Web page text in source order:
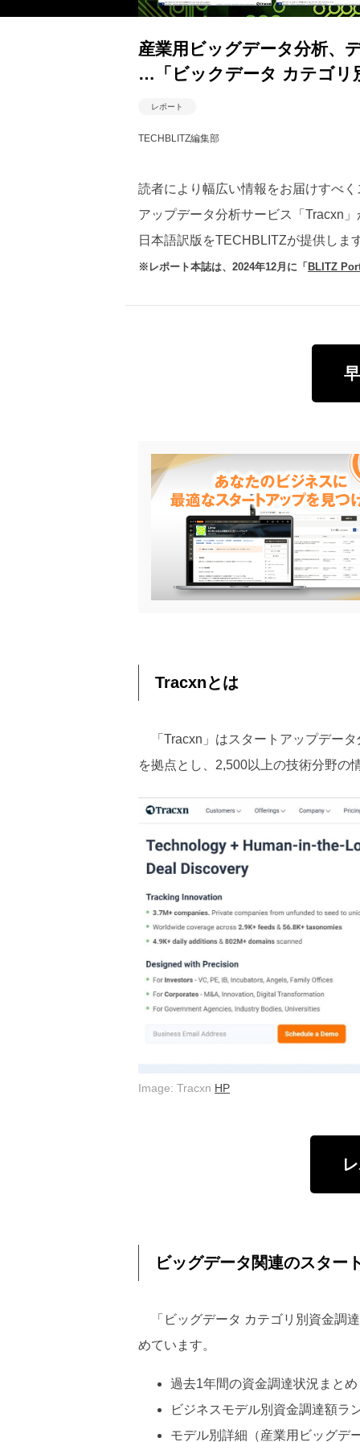
産業用ビッグデータ分析、
…「ビックデータ カテゴリ
レポート
TECHBLITZ編集部
読者により幅広い情報をお届けすべ
アップデータ分析サービス「Tracxn
日本語訳版をTECHBLITZが提供しま
※レポート本誌は、2024年12月に「 BLITZ
Tracxnとは
「Tracxn」はスタートアップデー
を拠点とし、2,500以上の技術分野の
Image: Tracxn HP
ビッグデータ関連のスター
「ビッグデータ カテゴリ別資金調
めています。
過去1年間の資金調達状況まと
ビジネスモデル別資金調達額ラ
モデル別詳細（産業用ビッグデ